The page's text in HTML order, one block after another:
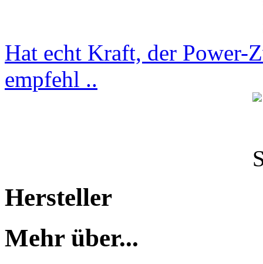
Hat echt Kraft, der Power-
empfehl ..
Hersteller
Mehr über...